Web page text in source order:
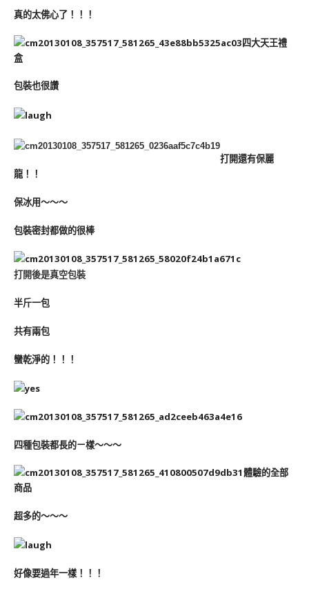
真的太佛心了！！！
四大天王禮
盒
包裝也很讚
打開還有保麗
龍！！
保冰用～～～
包裝密封都做的很棒
打開後是真空包裝
半斤一包
共有兩包
蠻乾淨的！！！
四種包裝都長的ㄧ樣～～～
體驗的全部
商品
超多的～～～
好像要過年一樣！！！